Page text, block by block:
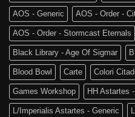
AOS - Generic AOS - Order -
AOS - Order - Stormcast Eternals
Black Library - Age Of Sigmar
Blood Bowl Carte Colori
Games Workshop HH Astartes
L/Imperialis Astartes - Generic